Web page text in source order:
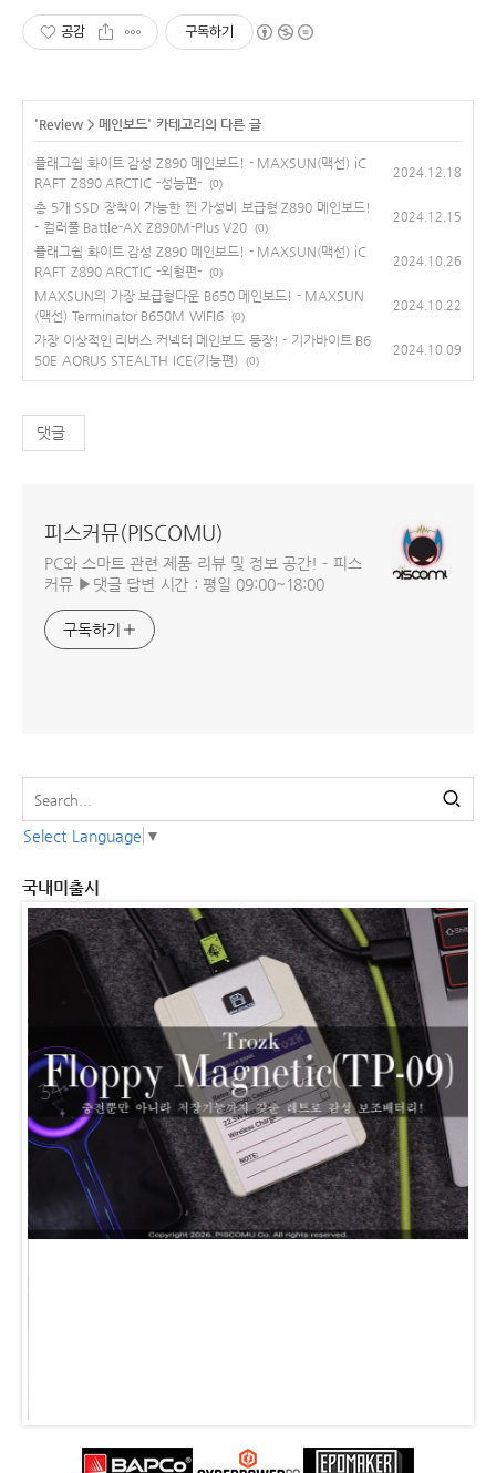
공감 구독하기
'Review > 메인보드' 카테고리의 다른 글
플래그쉽 화이트 감성 Z890 메인보드! - MAXSUN(맥선) iC
RAFT Z890 ARCTIC -성능편-
(0)
2024.12.18
총 5개 SSD 장착이 가능한 찐 가성비 보급형 Z890 메인보드!
- 컬러풀 Battle-AX Z890M-Plus V20
(0)
2024.12.15
플래그쉽 화이트 감성 Z890 메인보드! - MAXSUN(맥선) iC
RAFT Z890 ARCTIC -외형편-
(0)
2024.10.26
MAXSUN의 가장 보급형다운 B650 메인보드! - MAXSUN
(맥선) Terminator B650M WIFI6
(0)
2024.10.22
가장 이상적인 리버스 커넥터 메인보드 등장! - 기가바이트 B6
50E AORUS STEALTH ICE(기능편)
(0)
2024.10.09
댓글
피스커뮤(PISCOMU)
PC와 스마트 관련 제품 리뷰 및 정보 공간! - 피스
커뮤 ▶댓글 답변 시간 : 평일 09:00~18:00
구독하기
Select Language ▼
국내미출시